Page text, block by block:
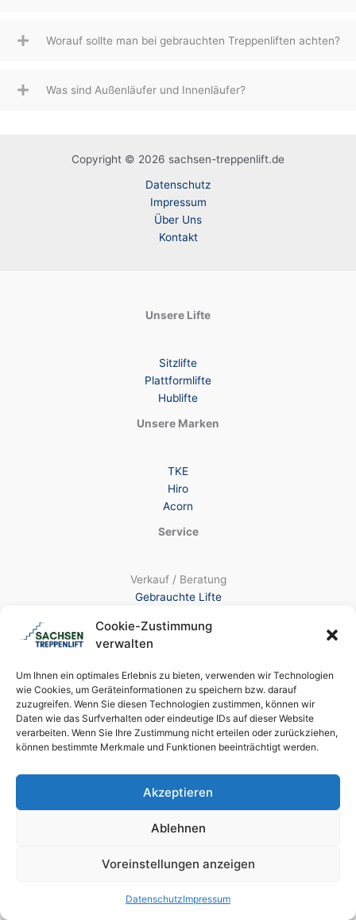
Cookie-Zustimmung
verwalten
Um Ihnen ein optimales Erlebnis zu bieten, verwenden wir Technologien
wie Cookies, um Geräteinformationen zu speichern bzw. darauf
zuzugreifen. Wenn Sie diesen Technologien zustimmen, können wir
Daten wie das Surfverhalten oder eindeutige IDs auf dieser Website
verarbeiten. Wenn Sie Ihre Zustimmung nicht erteilen oder zurückziehen,
können bestimmte Merkmale und Funktionen beeinträchtigt werden.
Akzeptieren
Ablehnen
Voreinstellungen anzeigen
DatenschutzImpressum
Worauf sollte man bei gebrauchten Treppenliften achten?
Was sind Außenläufer und Innenläufer?
Copyright © 2026 sachsen-treppenlift.de
Datenschutz
Impressum
Über Uns
Kontakt
Unsere Lifte
Sitzlifte
Plattformlifte
Hublifte
Unsere Marken
TKE
Hiro
Acorn
Service
Verkauf / Beratung
Gebrauchte Lifte
Einbau / Montage
Machbarkeitsprüfung
Vor Ort
Dresden
Leipzig
Meißen
Plauen